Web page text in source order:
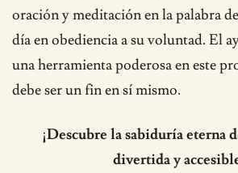
oración y meditación en la palabra
día en obediencia a su voluntad. El
una herramienta poderosa en este
debe ser un fin en sí mismo.
¡Descubre la sabiduría eterna
divertida y